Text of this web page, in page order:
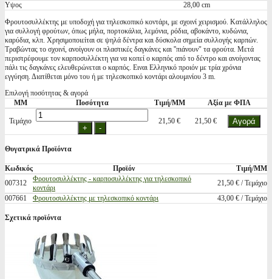
Υψος
28,00 cm
Φρουτοσυλλέκτης με υποδοχή για τηλεσκοπικό κοντάρι, με σχοινί χειρισμού. Κατάλληλος
για συλλογή φρούτων, όπως μήλα, πορτοκάλια, λεμόνια, ρόδια, αβοκάντο, κυδώνια,
καρύδια, κλπ. Χρησιμοποιείται σε ψηλά δέντρα και δύσκολα σημεία συλλογής καρπών.
Τραβώντας το σχοινί, ανοίγουν οι πλαστικές δαγκάνες και ''πιάνουν" τα φρούτα. Μετά
περιστρέφουμε τον καρποσυλλέκτη για να κοπεί ο καρπός από το δέντρο και ανοίγοντας
πάλι τις δαγκάνες ελευθερώνεται ο καρπός. Ειναι Ελληνικό προιόν με τρία χρόνια
εγγύηση. Διατίθεται μόνο του ή με τηλεσκοπικό κοντάρι αλουμινίου 3 m.
Επιλογή ποσότητας & αγορά
ΜΜ
Ποσότητα Τιμή/ΜΜ Αξία με ΦΠΑ
Τεμάχιο 21,50 € 21,50 €
Θυγατρικά Προϊόντα
Κωδικός Προϊόν
Τιμή/ΜΜ
007312
Φρουτοσυλλέκτης - καρποσυλλέκτης για τηλεσκοπικό
κοντάρι
21,50 € / Τεμάχιο
007661
Φρουτοσυλλέκτης με τηλεσκοπικό κοντάρι 43,00 € / Τεμάχιο
Σχετικά προϊόντα